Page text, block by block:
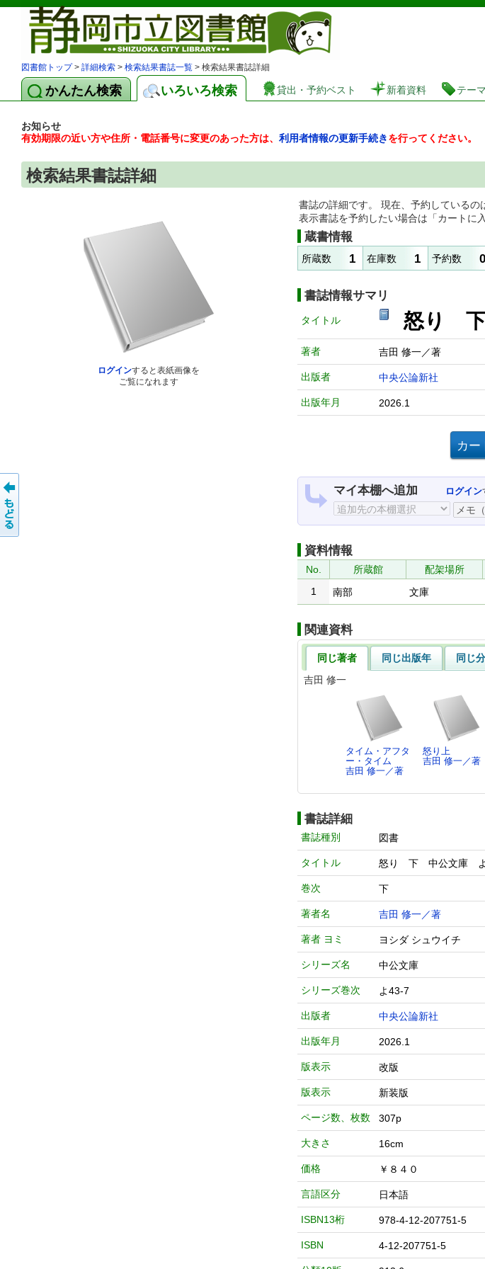
図書館 蔵書検索・予約システム
図書館トップ> 詳細検索 > 検索結果書誌一覧 > 検索結果書誌詳細
かんたん検索 いろいろ検索 貸出・予約ベスト 新着資料 テー
お知らせ
有効期限の近い方や住所・電話番号に変更のあった方は、 利用者情報の更新手続きを行ってください。
検索結果書誌詳細
ログインすると表紙画像を
ご覧になれます
書誌の詳細です。 現在、予約しているの
表示書誌を予約したい場合は「カートに
蔵書情報
所蔵数 1 在庫数 1 予約数 0
書誌情報サマリ
タイトル 怒り
著者 吉田 修一／著
出版者 中央公論新社
出版年月 2026.1
マイ本棚へ追加 ログイン
資料情報
No. 所蔵館 配架場所
1
南部 文庫
関連資料
同じ著者 同じ出版年
同じ
吉田 修一
タイム・アフタ
ー・タイム
吉田 修一／著
怒り上
吉田 修一／著
書誌詳細
書誌種別 図書
タイトル 怒り 下 中公文
巻次 下
著者名 吉田 修一／著
著者 ヨミ ヨシダ シュウイチ
シリーズ名 中公文庫
シリーズ巻次 よ43-7
出版者 中央公論新社
出版年月 2026.1
版表示 改版
版表示 新装版
ページ数、枚数 307p
大きさ 16cm
価格 ￥８４０
言語区分 日本語
ISBN13桁 978-4-12-207751-5
ISBN 4-12-207751-5